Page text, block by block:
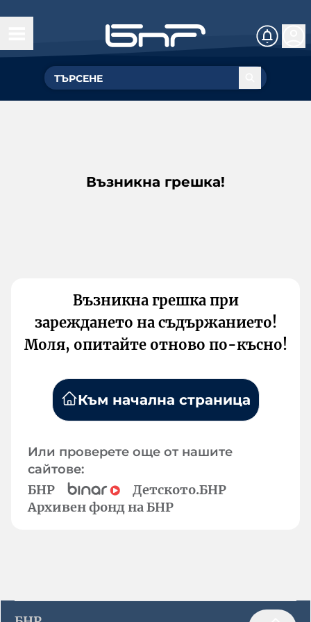
Възникна грешка!
Възникна грешка при
зареждането на съдържанието!
Моля, опитайте отново по-късно!
Към начална страница
Или проверете още от нашите
сайтове:
БНР
Детското.БНР
Архивен фонд на БНР